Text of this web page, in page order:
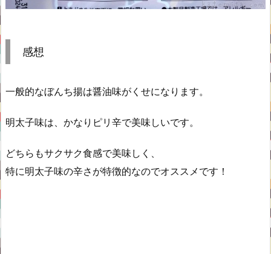
感想
一般的なぼんち揚は醤油味がくせになります。
明太子味は、かなりピリ辛で美味しいです。
どちらもサクサク食感で美味しく、
特に明太子味の辛さが特徴的なのでオススメです！